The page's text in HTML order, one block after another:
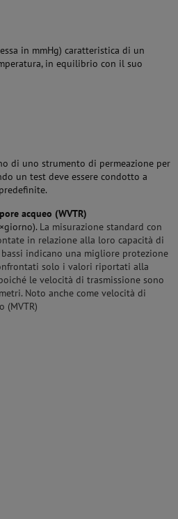
in mmHg) caratteristica di un
in equilibrio con il suo
di uno strumento di permeazione per
un test deve essere condotto a
acqueo (WVTR)
×giorno). La misurazione standard con
in relazione alla loro capacità di
indicano una migliore protezione
solo i valori riportati alla
le velocità di trasmissione sono
Noto anche come velocità di
(MVTR)